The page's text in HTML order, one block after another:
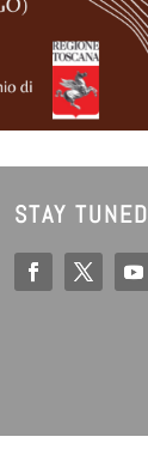
STAY TUNED